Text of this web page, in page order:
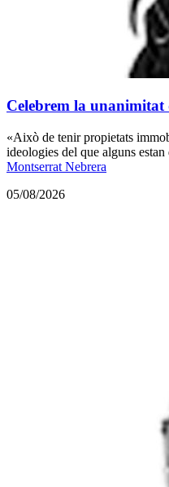
Celebrem la unanimitat
«Això de tenir propietats
ideologies del que alguns estan
Montserrat Nebrera
05/08/2026